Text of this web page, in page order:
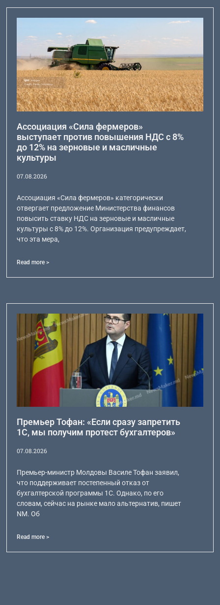
Ассоциация «Сила фермеров»
выступает против повышения НДС с 8%
до 12% на зерновые и масличные
культуры
07.08.2026
Ассоциация «Сила фермеров» категорически
отвергает предложение Министерства финансов
повысить ставку НДС на зерновые и масличные
культуры с 8% до 12%. Организация предупреждает,
что эта мера,
Read more >
Премьер Тофан: «Если сразу запретить
1С, мы получим протест бухгалтеров»
07.08.2026
Премьер-министр Молдовы Василе Тофан заявил,
что поддерживает постепенный отказ от
бухгалтерской программы 1С. Однако, по его
словам, сейчас на рынке мало альтернатив, пишет
NM. Об
Read more >